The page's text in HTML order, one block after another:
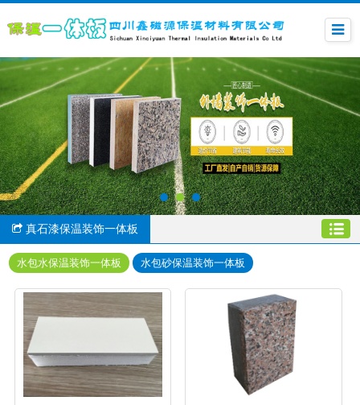
真石漆保温装饰一体板
水包水保温装饰一体板 水包砂保温装饰一体板